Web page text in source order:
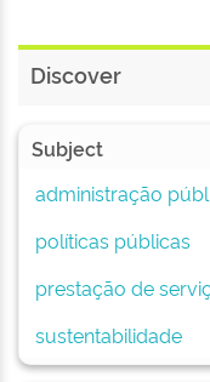
Discover
Subject
administração
políticas públicas
prestação de
sustentabilidade